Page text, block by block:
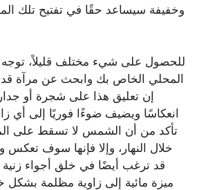
وخفيفة سيساعد حقًا في تفتيح تلك
للحصول على شيء مختلف قليلاً، توجه
المحلي الخاص بك وابحث عن مرآة
إن تعليق هذا على شجرة أو
انعكاسًا ويضيف ضوءًا فوريًا إلى أي
تأكد من أن الشمس لا تسقط على
خلال النهار، وإلا فإنها سوف تعكس
قد ترغب أيضًا في خلق أجواء
ميزة مائية إلى زاوية مظلمة